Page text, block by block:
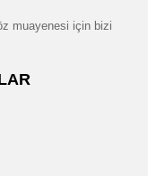
muayenesi için bizi